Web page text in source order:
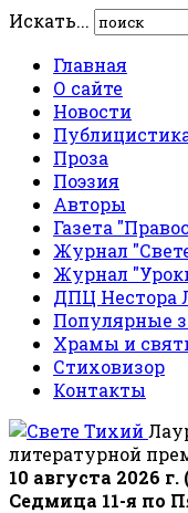
Искать...
Главная
О сайте
Новости
Проза
Поэзия
Авторы
Газета
Журнал
Журнал
ДПЦ Нестора
Популярные
Храмы и
Стиховизор
Контакты
литературной
10 августа 2026
Седмица 11-я по